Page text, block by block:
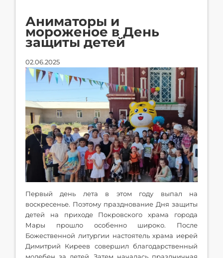
Аниматоры и
мороженое в День
защиты детей
02.06.2025
Первый день лета в этом году выпал на
воскресенье. Поэтому празднование Дня защиты
детей на приходе Покровского храма города
Мары прошло особенно широко. После
Божественной литургии настоятель храма иерей
Димитрий Киреев совершил благодарственный